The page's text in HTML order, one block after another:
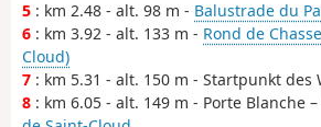
5 : km 2.48 - alt. 98 m - Balustrade du
6 : km 3.92 - alt. 133 m - Rond de
Cloud)
7 : km 5.31 - alt. 150 m - Startpunkt des
8 : km 6.05 - alt. 149 m - Porte Blanche